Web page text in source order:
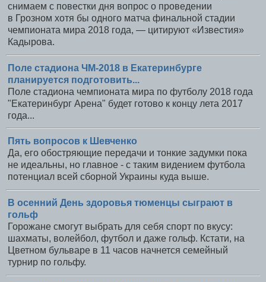
снимаем с повестки дня вопрос о проведении
в Грозном хотя бы одного матча финальной стадии
чемпионата мира 2018 года, — цитируют «Известия»
Кадырова.
Поле стадиона ЧМ-2018 в Екатеринбурге
планируется подготовить...
Поле стадиона чемпионата мира по футболу 2018 года
"Екатеринбург Арена" будет готово к концу лета 2017
года...
Пять вопросов к Шевченко
Да, его обостряющие передачи и тонкие задумки пока
не идеальны, но главное - с таким видением футбола
потенциал всей сборной Украины куда выше.
В осенний День здоровья тюменцы сыграют в
гольф
Горожане смогут выбрать для себя спорт по вкусу:
шахматы, волейбол, футбол и даже гольф. Кстати, на
Цветном бульваре в 11 часов начнется семейный
турнир по гольфу.